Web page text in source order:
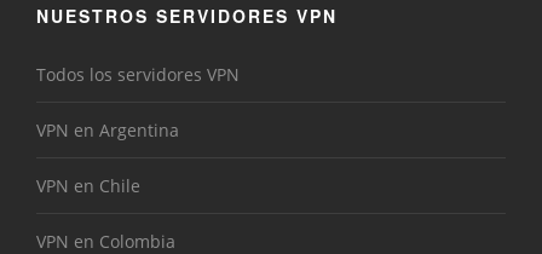
NUESTROS SERVIDORES VPN
Todos los servidores VPN
VPN en Argentina
VPN en Chile
VPN en Colombia